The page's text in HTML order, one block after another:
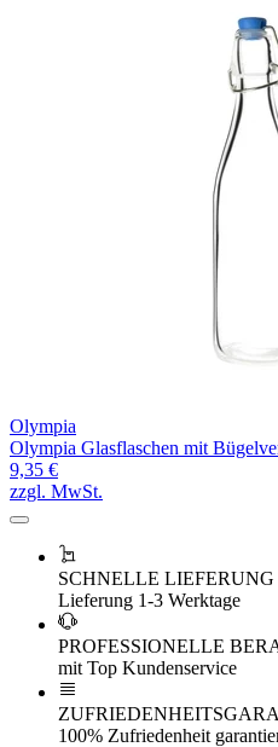
Olympia
Olympia Glasflaschen mit
9,35 €
zzgl. MwSt.
SCHNELLE LIEFERUNG
Lieferung 1-3 Werktage
PROFESSIONELLE
mit Top Kundenservice
100% Zufriedenheit